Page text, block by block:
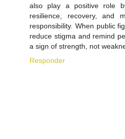
also play a positive role
resilience, recovery, and
responsibility. When public
reduce stigma and remind
a sign of strength, not
Responder